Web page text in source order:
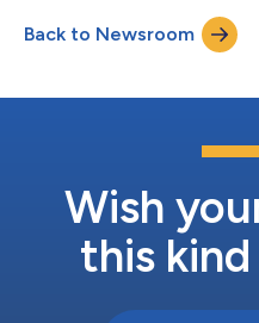
del crecimiento de la
estratégica de la empresa
Back to Newsroom
Wish
this